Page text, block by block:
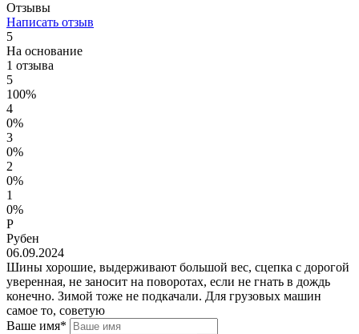
Отзывы
Написать отзыв
5
На основание
1 отзыва
5
100%
4
0%
3
0%
2
0%
1
0%
Р
Рубен
06.09.2024
Шины хорошие, выдерживают большой вес, сцепка с дорогой
уверенная, не заносит на поворотах, если не гнать в дождь
конечно. Зимой тоже не подкачали. Для грузовых машин
самое то, советую
Ваше имя*